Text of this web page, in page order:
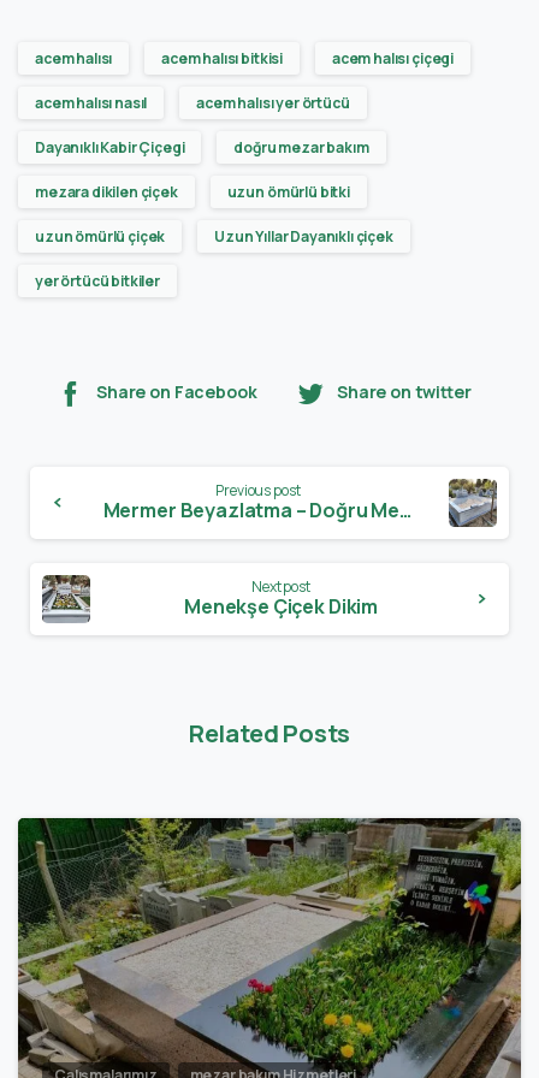
acem halısı acem halısı bitkisi acem halısı çiçegi
acem halısı nasıl acem halısı yer örtücü
Dayanıklı Kabir Çiçegi doğru mezar bakım
mezara dikilen çiçek uzun ömürlü bitki
uzun ömürlü çiçek Uzun Yıllar Dayanıklı çiçek
yer örtücü bitkiler
Share on Facebook Share on twitter
Previous post
Mermer Beyazlatma – Doğru Mezar Bakım
Next post
Menekşe Çiçek Dikim
Related Posts
1